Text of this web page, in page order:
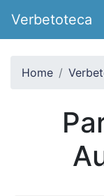
Verbetoteca
Home